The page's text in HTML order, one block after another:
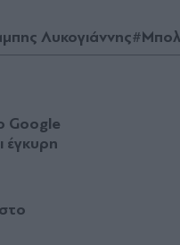
Λυκογιάννης
Google
έγκυρη